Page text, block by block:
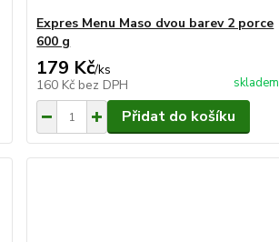
Expres Menu Maso dvou barev 2 porce
600 g
179 Kč/ks
160 Kč bez DPH skladem
Přidat do košíku